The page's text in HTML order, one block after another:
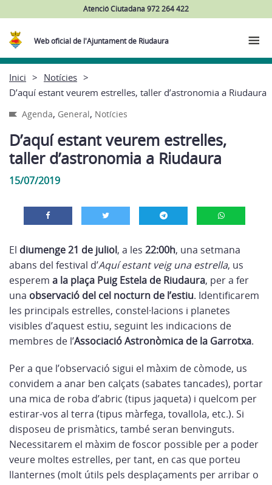
Atenció Ciutadana 972 264 422
Web oficial de l'Ajuntament de Riudaura
Inici
Notícies
D’aquí estant veurem estrelles, taller d’astronomia a Riudaura
Agenda, General, Notícies
D’aquí estant veurem estrelles,
taller d’astronomia a Riudaura
15/07/2019
El diumenge21 de juliol, a les 22:00h, una setmana
abans del festival d’Aquí estant veig una estrella, us
esperem a la plaça Puig Estela de Riudaura, per a fer
una observació del cel nocturn de l’estiu. Identificarem
les principals estrelles, constel·lacions i planetes
visibles d’aquest estiu, seguint les indicacions de
membres de l’Associació Astronòmica de la Garrotxa.
Per a que l’observació sigui el màxim de còmode, us
convidem a anar ben calçats (sabates tancades), portar
una mica de roba d’abric (tipus jaqueta) i quelcom per
estirar-vos al terra (tipus màrfega, tovallola, etc.). Si
disposeu de prismàtics, també seran benvinguts.
Necessitarem el màxim de foscor possible per a poder
veure moltes estrelles, per tant, en cas que porteu
llanternes (molt útils pels desplaçaments per arribar o